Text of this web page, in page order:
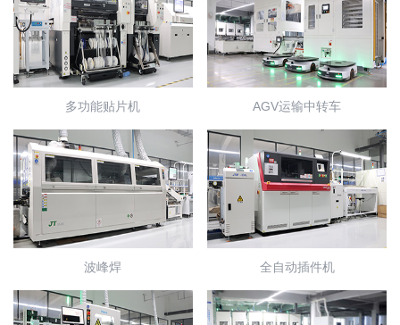
多功能贴片机 AGV运输中转车
波峰焊 全自动插件机